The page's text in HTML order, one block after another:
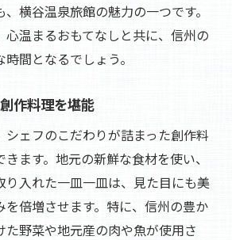
横谷温泉旅館の魅力の一つです。
温まるおもてなしと共に、信州の
間となるでしょう。
作料理を堪能
ェフのこだわりが詰まった創作料
ます。地元の新鮮な食材を使い、
り入れた一皿一皿は、見た目にも美
を倍増させます。特に、信州の豊か
た野菜や地元産の肉や魚が使用さ